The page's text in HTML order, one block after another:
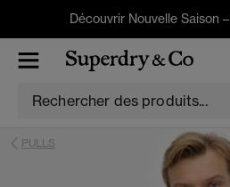
Découvrir Nouvelle Saison –
PULLS